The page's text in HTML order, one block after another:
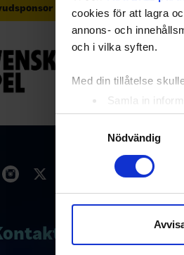
cookies för att lagra
annons- och
och i vilka syften.
Med din tillåtelse
Samla in
Identifiera din
Ta reda på mer om
eller dra tillbaka ditt
sociala medier och
till de sociala medier
Nödvändig
oss